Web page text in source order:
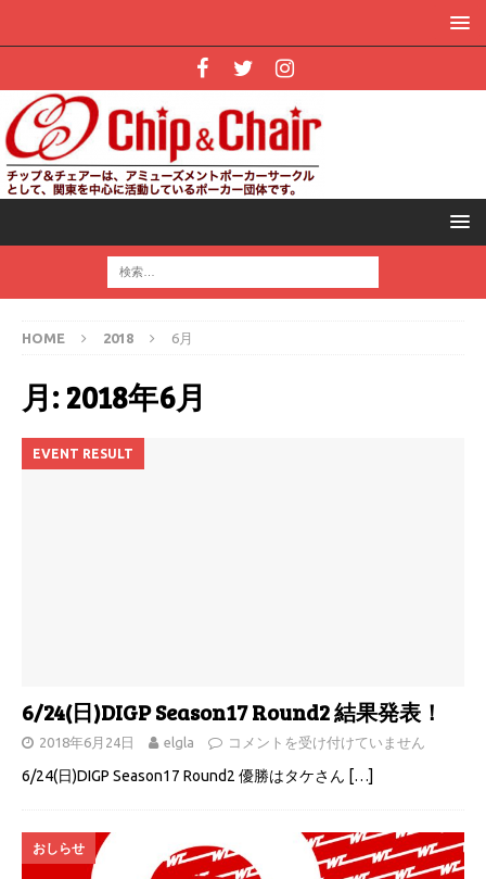
HOME 2018 6月
月:2018年6月
EVENT RESULT
6/24(日)DIGP Season17 Round2 結果発表！
2018年6月24日 elgla コメントを受け付けていません
6/24(日)DIGP Season17 Round2 優勝はタケさん […]
おしらせ